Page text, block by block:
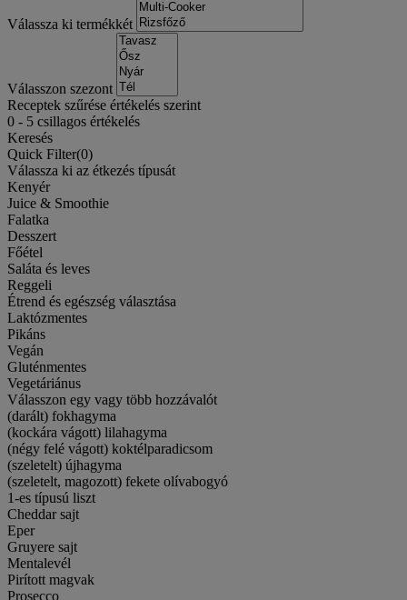
Válassza ki termékkét
Válasszon szezont
Receptek szűrése értékelés szerint
0 - 5 csillagos értékelés
Keresés
Quick Filter(0)
Válassza ki az étkezés típusát
Kenyér
Juice & Smoothie
Falatka
Desszert
Főétel
Saláta és leves
Reggeli
Étrend és egészség választása
Laktózmentes
Pikáns
Vegán
Gluténmentes
Vegetáriánus
Válasszon egy vagy több hozzávalót
(darált) fokhagyma
(kockára vágott) lilahagyma
(négy felé vágott) koktélparadicsom
(szeletelt) újhagyma
(szeletelt, magozott) fekete olívabogyó
1-es típusú liszt
Cheddar sajt
Eper
Gruyere sajt
Mentalevél
Pirított magvak
Prosecco